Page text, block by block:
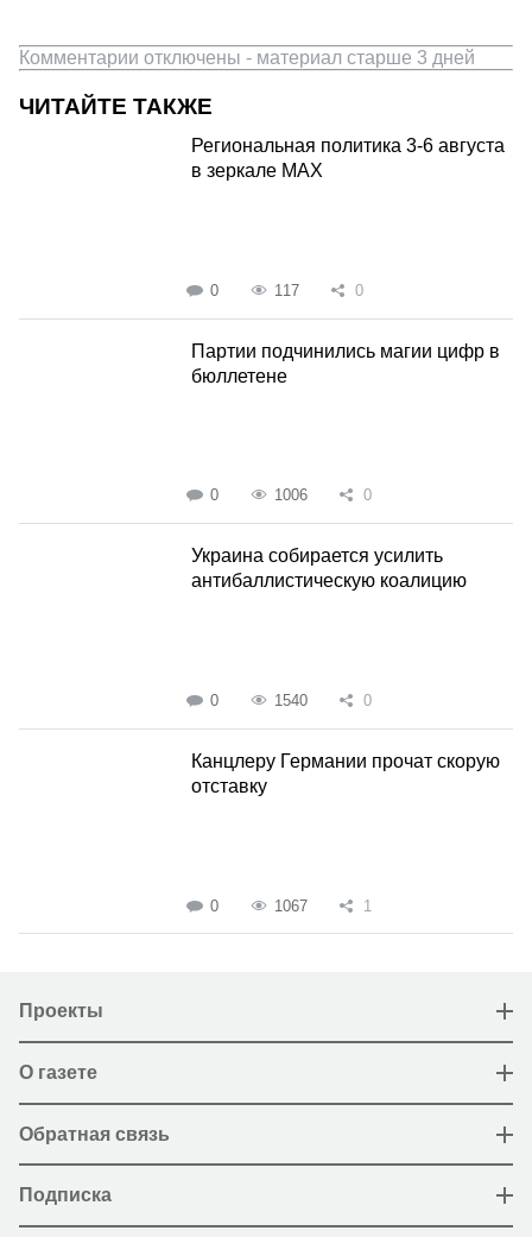
Комментарии отключены - материал старше 3 дней
ЧИТАЙТЕ ТАКЖЕ
Региональная политика 3-6 августа
в зеркале MAX
0 117 0
Партии подчинились магии цифр в
бюллетене
0 1006 0
Украина собирается усилить
антибаллистическую коалицию
0 1540 0
Канцлеру Германии прочат скорую
отставку
0 1067 1
Проекты
О газете
Обратная связь
Подписка